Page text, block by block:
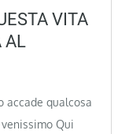
VITA
AL
accade qualcosa
Qui